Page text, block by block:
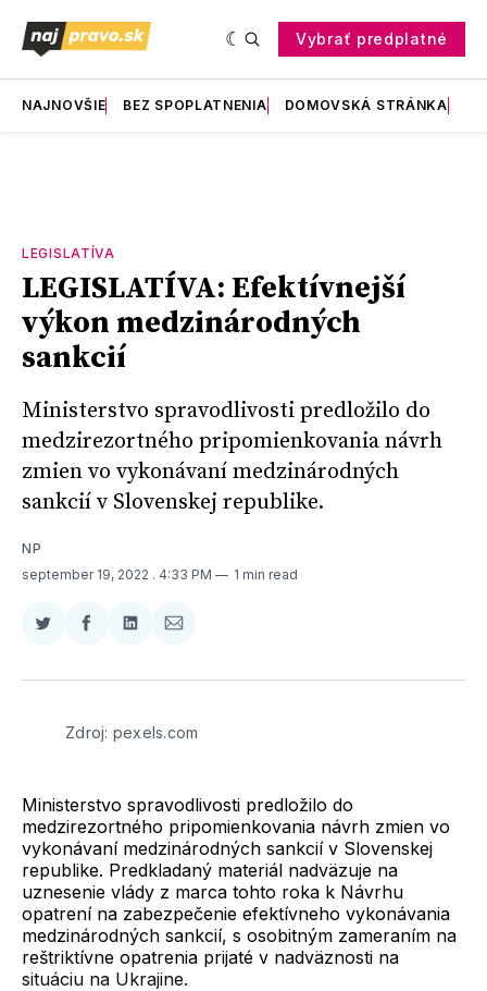
Vybrať predplatné
NAJNOVŠIE BEZ SPOPLATNENIA DOMOVSKÁ STRÁNKA
LEGISLATÍVA
LEGISLATÍVA: Efektívnejší
výkon medzinárodných
sankcií
Ministerstvo spravodlivosti predložilo do
medzirezortného pripomienkovania návrh
zmien vo vykonávaní medzinárodných
sankcií v Slovenskej republike.
NP
september 19, 2022 . 4:33 PM 1 min read
Zdieľať
Twitter
Zdieľať
Facebooku
Zdieľať
LinkedIne
Zdieľať
E-
Zdroj: pexels.com
Ministerstvo spravodlivosti predložilo do
medzirezortného pripomienkovania návrh zmien vo
vykonávaní medzinárodných sankcií v Slovenskej
republike. Predkladaný materiál nadväzuje na
uznesenie vlády z marca tohto roka k Návrhu
opatrení na zabezpečenie efektívneho vykonávania
medzinárodných sankcií, s osobitným zameraním na
reštriktívne opatrenia prijaté v nadväznosti na
situáciu na Ukrajine.